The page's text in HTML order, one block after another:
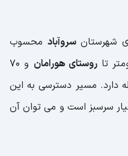
شهرستانسروآباد محسوب
روستای هورامان
و 70
دارد. مسیر دسترسی به این
سرسبز است و می توان آن